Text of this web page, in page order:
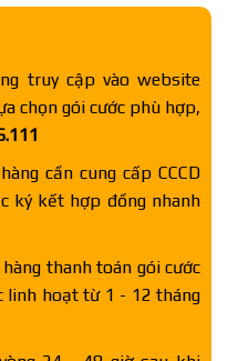
truy cập vào website
chọn gói cước phù hợp,
cần cung cấp CCCD
ký kết hợp đồng nhanh
hàng thanh toán gói cước
linh hoạt từ 1 - 12 tháng